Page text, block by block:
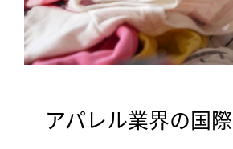
アパレル業界の国